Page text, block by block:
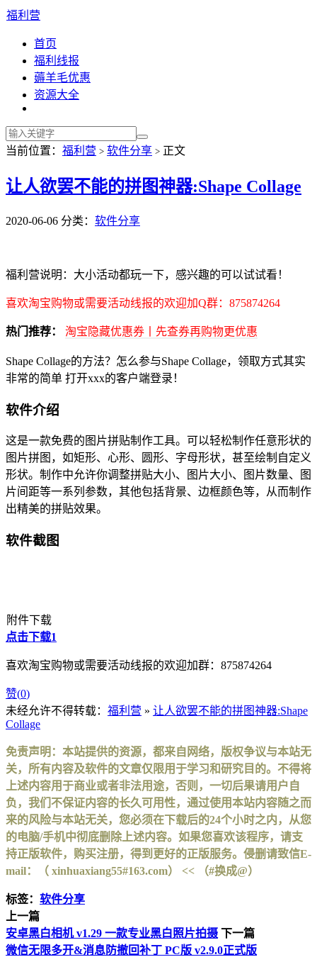
福利营
首页
福利线报
薅羊毛优惠
资源大全
当前位置： 福利营 > 软件分享 > 正文
让人欲罢不能的拼图神器:Shape Collage
2020-06-06 分类： 软件分享
福利营说明：大小活动都玩一下，感兴趣的可以试试看！
喜欢淘宝购物或需要活动线报的欢迎加Q群：875874264
热门推荐： 淘宝隐藏优惠券丨先查券再购物更优惠
Shape Collage的方法？怎么参与Shape Collage，领取方式其实
非常的简单 打开xxx的客户端登录！
软件介绍
这是一款免费的图片拼贴制作工具。可以轻松制作任意形状的
图片拼图，如矩形、心形、圆形、字母形状，甚至绘制自定义
形状。制作中允许你调整拼贴大小、图片大小、图片数量、图
片间距等一系列参数，其他包括背景、边框颜色等，从而制作
出精美的拼贴效果。
软件截图
附件下载
点击下载1
喜欢淘宝购物或需要活动线报的欢迎加群：875874264
赞(0)
未经允许不得转载： 福利营 » 让人欲罢不能的拼图神器:Shape
Collage
免责声明：本站提供的资源，都来自网络，版权争议与本站无
关，所有内容及软件的文章仅限用于学习和研究目的。不得将
上述内容用于商业或者非法用途，否则，一切后果请用户自
负，我们不保证内容的长久可用性，通过使用本站内容随之而
来的风险与本站无关，您必须在下载后的24个小时之内，从您
的电脑/手机中彻底删除上述内容。如果您喜欢该程序，请支
持正版软件，购买注册，得到更好的正版服务。侵删请致信E-
mail：（ xinhuaxiang55#163.com） << （#换成@）
标签： 软件分享
上一篇
安卓黑白相机 v1.29 一款专业黑白照片拍摄 下一篇
微信无限多开&消息防撤回补丁 PC版 v2.9.0正式版